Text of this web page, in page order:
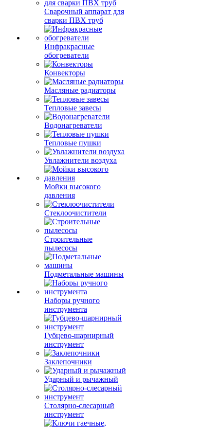
Сварочный аппарат для
сварки ПВХ труб
Инфракрасные
обогреватели
Конвекторы
Масляные радиаторы
Тепловые завесы
Водонагреватели
Тепловые пушки
Увлажнители воздуха
Мойки высокого
давления
Стеклоочистители
Строительные
пылесосы
Подметальные машины
Наборы ручного
инструмента
Губцево-шарнирный
инструмент
Заклепочники
Ударный и рычажный
Столярно-слесарный
инструмент